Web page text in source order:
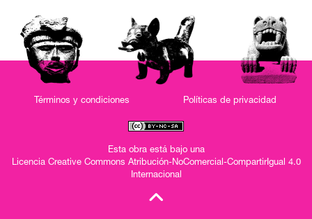
Términos y condiciones Políticas de privacidad
Esta obra está bajo una
Licencia Creative Commons Atribución-NoComercial-CompartirIgual 4.0
Internacional